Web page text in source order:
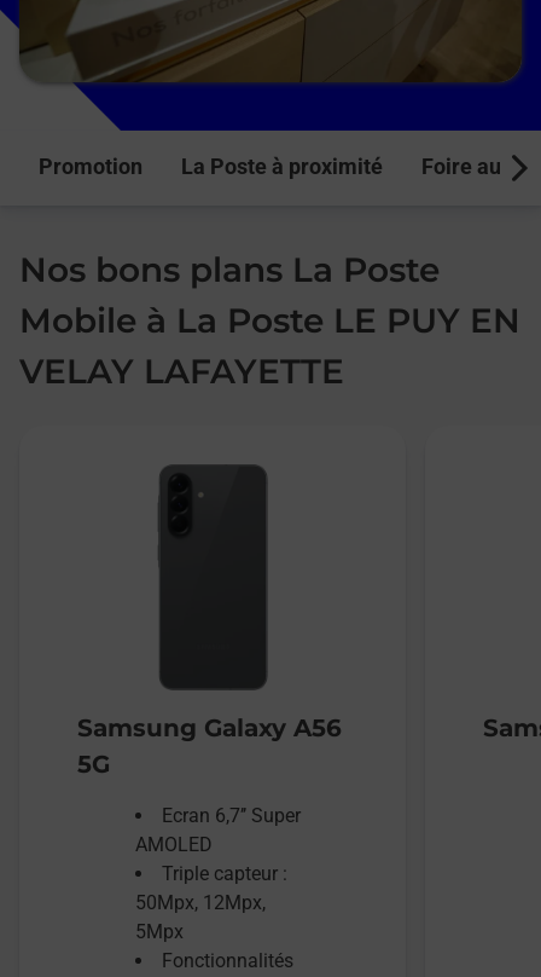
Promotion La Poste à proximité Foire aux
Nos bons plans La Poste
Mobile à La Poste LE PUY EN
VELAY LAFAYETTE
Samsung Galaxy A56
5G
Ecran 6,7’’ Super
AMOLED
Triple capteur :
50Mpx, 12Mpx,
5Mpx
Fonctionnalités